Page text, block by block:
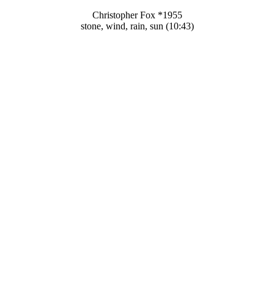
Christopher Fox *1955
stone, wind, rain, sun (10:43)